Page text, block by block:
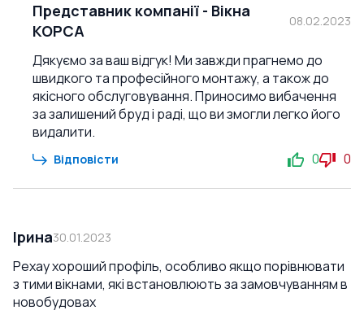
Представник компанії - Вікна
КОРСА
08.02.2023
Дякуємо за ваш відгук! Ми завжди прагнемо до
швидкого та професійного монтажу, а також до
якісного обслуговування. Приносимо вибачення
за залишений бруд і раді, що ви змогли легко його
видалити.
Відповісти 0 0
Ірина30.01.2023
Рехау хороший профіль, особливо якщо порівнювати
з тими вікнами, які встановлюють за замовчуванням в
новобудовах